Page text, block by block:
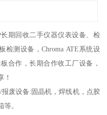
期回收二手仪器仪表设备、检
检测设备，Chroma ATE系统设
合作，长期合作收工厂设备，
！
废设备:固晶机，焊线机，点胶
。